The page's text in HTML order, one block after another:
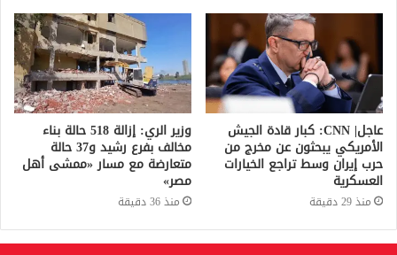
عاجل| CNN: كبار قادة الجيش
الأمريكي يبحثون عن مخرج من
حرب إيران وسط تراجع الخيارات
العسكرية
منذ 29 دقيقة
وزير الري: إزالة 518 حالة بناء
مخالف بفرع رشيد و37 حالة
متعارضة مع مسار «ممشى أهل
مصر»
منذ 36 دقيقة